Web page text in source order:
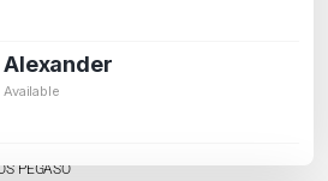
PEGASO
Alexander
Available